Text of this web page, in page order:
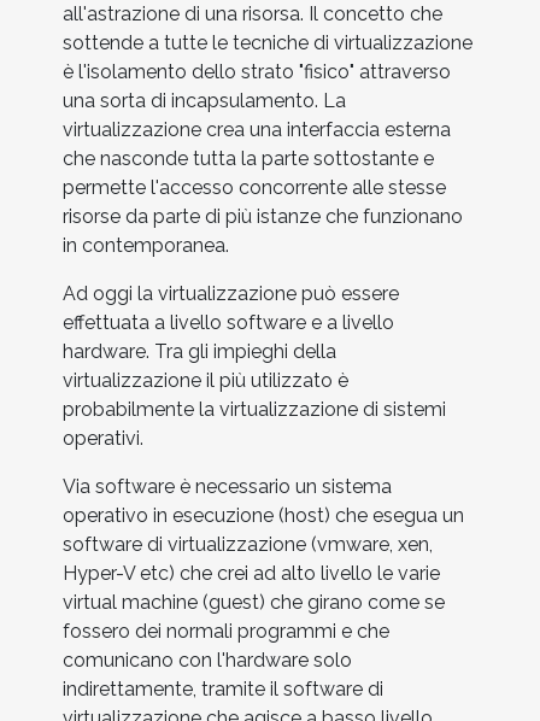
all'astrazione di una risorsa. Il concetto che
sottende a tutte le tecniche di virtualizzazione
è l'isolamento dello strato "fisico" attraverso
una sorta di incapsulamento. La
virtualizzazione crea una interfaccia esterna
che nasconde tutta la parte sottostante e
permette l'accesso concorrente alle stesse
risorse da parte di più istanze che funzionano
in contemporanea.
Ad oggi la virtualizzazione può essere
effettuata a livello software e a livello
hardware. Tra gli impieghi della
virtualizzazione il più utilizzato è
probabilmente la virtualizzazione di sistemi
operativi.
Via software è necessario un sistema
operativo in esecuzione (host) che esegua un
software di virtualizzazione (vmware, xen,
Hyper-V etc) che crei ad alto livello le varie
virtual machine (guest) che girano come se
fossero dei normali programmi e che
comunicano con l'hardware solo
indirettamente, tramite il software di